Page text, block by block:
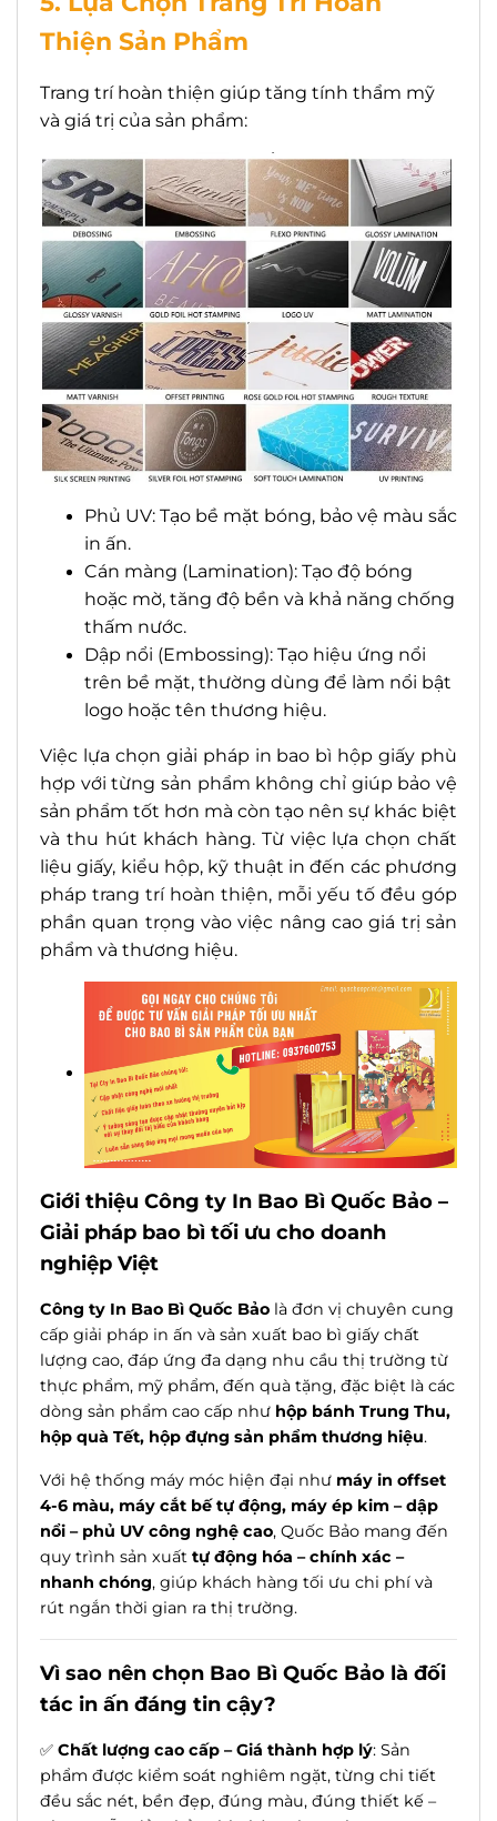
Thiện Sản Phẩm
Trang trí hoàn thiện giúp tăng tính thẩm mỹ
và giá trị của sản phẩm:
Phủ UV: Tạo bề mặt bóng, bảo vệ màu sắc
in ấn.
Cán màng (Lamination): Tạo độ bóng
hoặc mờ, tăng độ bền và khả năng chống
thấm nước.
Dập nổi (Embossing): Tạo hiệu ứng nổi
trên bề mặt, thường dùng để làm nổi bật
logo hoặc tên thương hiệu.
Việc lựa chọn giải pháp in bao bì hộp giấy phù
hợp với từng sản phẩm không chỉ giúp bảo vệ
sản phẩm tốt hơn mà còn tạo nên sự khác biệt
và thu hút khách hàng. Từ việc lựa chọn chất
liệu giấy, kiểu hộp, kỹ thuật in đến các phương
pháp trang trí hoàn thiện, mỗi yếu tố đều góp
phần quan trọng vào việc nâng cao giá trị sản
phẩm và thương hiệu.
Giới thiệu Công ty In Bao Bì Quốc Bảo –
Giải pháp bao bì tối ưu cho doanh
nghiệp Việt
Công ty In Bao Bì Quốc Bảo là đơn vị chuyên cung
cấp giải pháp in ấn và sản xuất bao bì giấy chất
lượng cao, đáp ứng đa dạng nhu cầu thị trường từ
thực phẩm, mỹ phẩm, đến quà tặng, đặc biệt là các
dòng sản phẩm cao cấp như hộp bánh Trung Thu,
hộp quà Tết, hộp đựng sản phẩm thương hiệu.
Với hệ thống máy móc hiện đại như máy in offset
4-6 màu, máy cắt bế tự động, máy ép kim – dập
nổi – phủ UV công nghệ cao, Quốc Bảo mang đến
quy trình sản xuất tự động hóa – chính xác –
nhanh chóng, giúp khách hàng tối ưu chi phí và
rút ngắn thời gian ra thị trường.
Vì sao nên chọn Bao Bì Quốc Bảo là đối
tác in ấn đáng tin cậy?
✅ Chất lượng cao cấp – Giá thành hợp lý: Sản
phẩm được kiểm soát nghiêm ngặt, từng chi tiết
đều sắc nét, bền đẹp, đúng màu, đúng thiết kế –